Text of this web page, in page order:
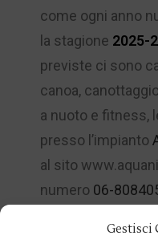
Gestisci
come ogni anno
la stagione 2025-
previste ci sono
canoa,
a nuoto e fitness,
presso l’impianto
al sito
numero 06-
Nella tabella